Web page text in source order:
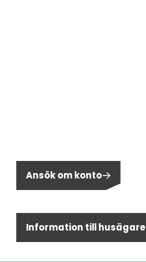
Ansök om konto
Information till husägare